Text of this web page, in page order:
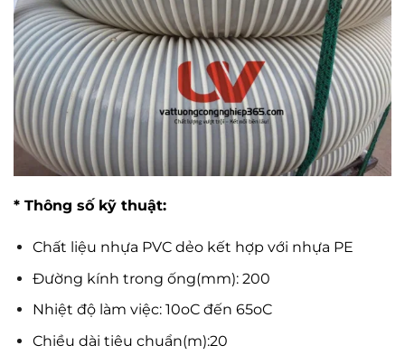
* Thông số kỹ thuật:
Chất liệu nhựa PVC dẻo kết hợp với nhựa PE
Đường kính trong ống(mm): 200
Nhiệt độ làm việc: 10oC đến 65oC
Chiều dài tiêu chuẩn(m):20